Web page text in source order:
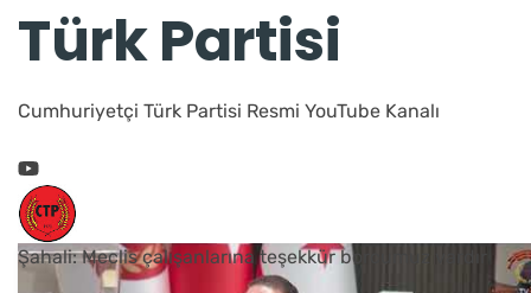
Türk Partisi
Cumhuriyetçi Türk Partisi Resmi YouTube Kanalı
Şahali: Meclis çalışanlarına teşekkür borcumuz vardır